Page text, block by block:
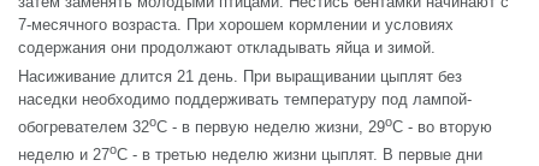
7-месячного возраста. При хорошем кормлении и условиях
содержания они продолжают откладывать яйца и зимой.
Насиживание длится 21 день. При выращивании цыплят без
наседки необходимо поддерживать температуру под лампой-
обогревателем 32оС - в первую неделю жизни, 29оС - во вторую
неделю и 27оС - в третью неделю жизни цыплят. В первые дни